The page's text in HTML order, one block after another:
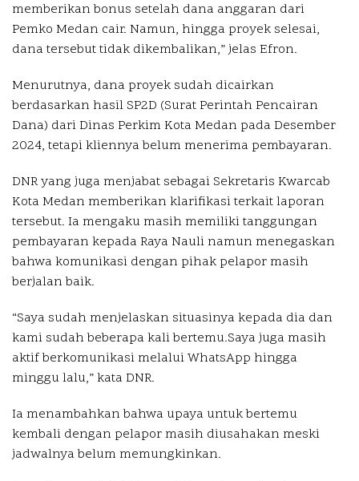
memberikan bonus setelah dana anggaran dari
Pemko Medan cair. Namun, hingga proyek selesai,
dana tersebut tidak dikembalikan,” jelas Efron.
Menurutnya, dana proyek sudah dicairkan
berdasarkan hasil SP2D (Surat Perintah Pencairan
Dana) dari Dinas Perkim Kota Medan pada Desember
2024, tetapi kliennya belum menerima pembayaran.
DNR yang juga menjabat sebagai Sekretaris Kwarcab
Kota Medan memberikan klarifikasi terkait laporan
tersebut. Ia mengaku masih memiliki tanggungan
pembayaran kepada Raya Nauli namun menegaskan
bahwa komunikasi dengan pihak pelapor masih
berjalan baik.
“Saya sudah menjelaskan situasinya kepada dia dan
kami sudah beberapa kali bertemu.Saya juga masih
aktif berkomunikasi melalui WhatsApp hingga
minggu lalu,” kata DNR.
Ia menambahkan bahwa upaya untuk bertemu
kembali dengan pelapor masih diusahakan meski
jadwalnya belum memungkinkan.